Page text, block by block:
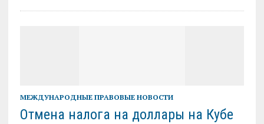
МЕЖДУНАРОДНЫЕ ПРАВОВЫЕ НОВОСТИ
Отмена налога на доллары на Кубе